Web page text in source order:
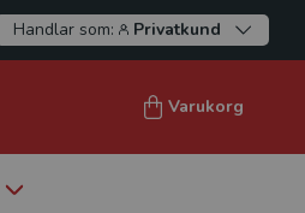
Handlar som: Privatkund
Varukorg